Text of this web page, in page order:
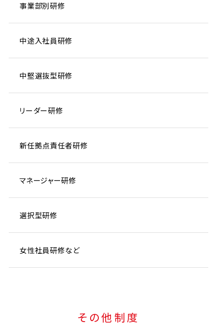
事業部別研修
中途入社員研修
中堅選抜型研修
リーダー研修
新任拠点責任者研修
マネージャー研修
選択型研修
女性社員研修など
その他制度